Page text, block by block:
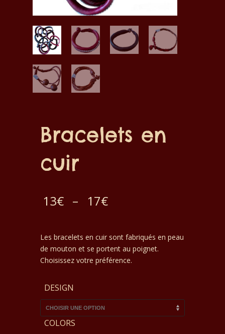
Bracelets en
cuir
13€ – 17€
prix :
13€
17€
Les bracelets en cuir sont fabriqués en peau
de mouton et se portent au poignet.
Choisissez votre préférence.
DESIGN
COLORS